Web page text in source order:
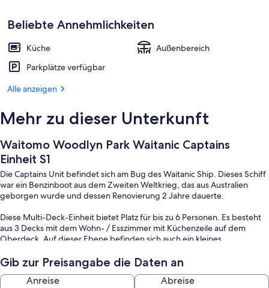
Beliebte Annehmlichkeiten
Küche
Außenbereich
Parkplätze verfügbar
Alle anzeigen
Mehr zu dieser Unterkunft
Waitomo Woodlyn Park Waitanic Captains
Einheit S1
Die Captains Unit befindet sich am Bug des Waitanic Ship. Dieses Schiff
war ein Benzinboot aus dem Zweiten Weltkrieg, das aus Australien
geborgen wurde und dessen Renovierung 2 Jahre dauerte.
Diese Multi-Deck-Einheit bietet Platz für bis zu 6 Personen. Es besteht
aus 3 Decks mit dem Wohn- / Esszimmer mit Küchenzeile auf dem
Oberdeck. Auf dieser Ebene befinden sich auch ein kleines
Auf Decksebene befindet sich das Hauptschlafzimmer mit Kingsize-
Bett und ein eigenes Außendeck am Bug.
Gib zur Preisangabe die Daten an
Anreise Abreise